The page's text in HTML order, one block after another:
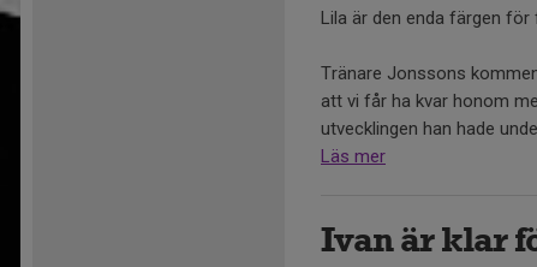
Lila är den enda färgen
Tränare Jonssons
att vi får ha kvar honom
utvecklingen han hade
Läs mer
Ivan är klar